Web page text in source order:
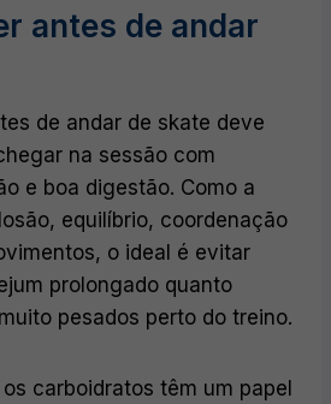
antes de andar
de andar de skate deve
na sessão com
e boa digestão. Como a
equilíbrio, coordenação
o ideal é evitar
prolongado quanto
pesados perto do treino.
carboidratos têm um papel